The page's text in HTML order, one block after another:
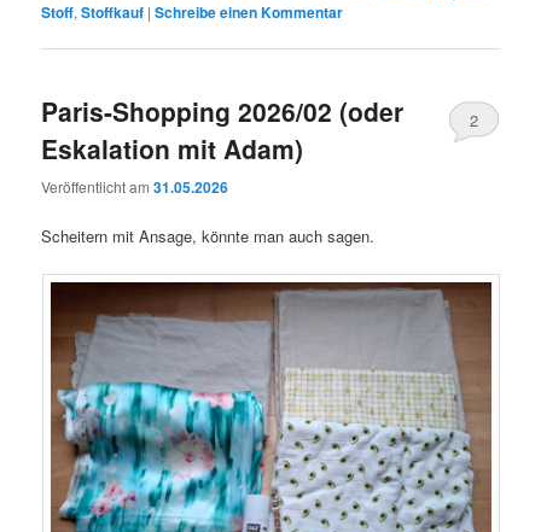
Stoff,Stoffkauf |Schreibe einen Kommentar
Paris-Shopping 2026/02 (oder
Eskalation mit Adam)
Veröffentlicht am31.05.2026
2
Scheitern mit Ansage, könnte man auch sagen.